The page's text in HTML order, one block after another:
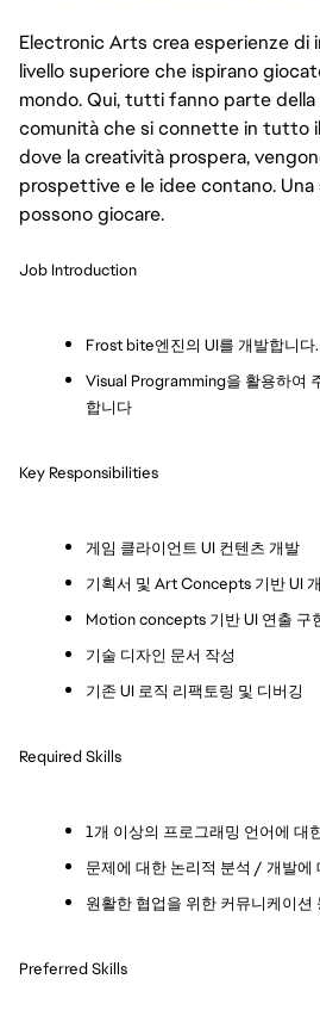
Electronic Arts crea esperienze
livello superiore che ispirano
mondo. Qui, tutti fanno parte della
comunità che si connette in tutto
dove la creatività prospera,
prospettive e le idee contano.
possono giocare.
Job Introduction
Frost bite엔진의 UI를 개발합니다.
Visual Programming을 활용하여
합니다
Key Responsibilities
게임 클라이언트 UI 컨텐츠 개발
기획서 및 Art Concepts 기반 UI
Motion concepts 기반 UI 연출 구
기술 디자인 문서 작성
기존 UI 로직 리팩토링 및 디버깅
Required Skills
1개 이상의 프로그래밍 언어에 대
문제에 대한 논리적 분석 / 개발에
원활한 협업을 위한 커뮤니케이션
Preferred Skills